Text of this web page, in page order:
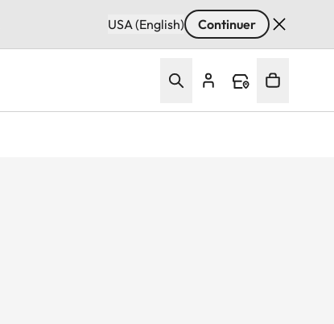
USA (English) Continuer